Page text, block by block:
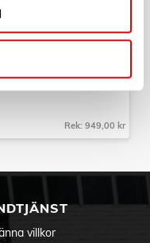
5-i-1 Ansikte +
Rek: 949,00 kr
villkor